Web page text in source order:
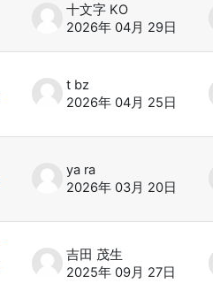
十文字 KO
2026年 04月 29日
t bz
2026年 04月 25日
ya ra
2026年 03月 20日
吉田 茂生
2025年 09月 27日